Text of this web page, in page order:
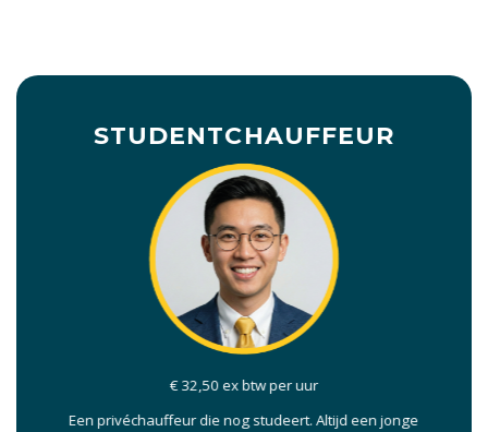
€ 32,50 ex btw per uur
Een privéchauffeur die nog studeert. Altijd een jonge
STUDENTCHAUFFEUR